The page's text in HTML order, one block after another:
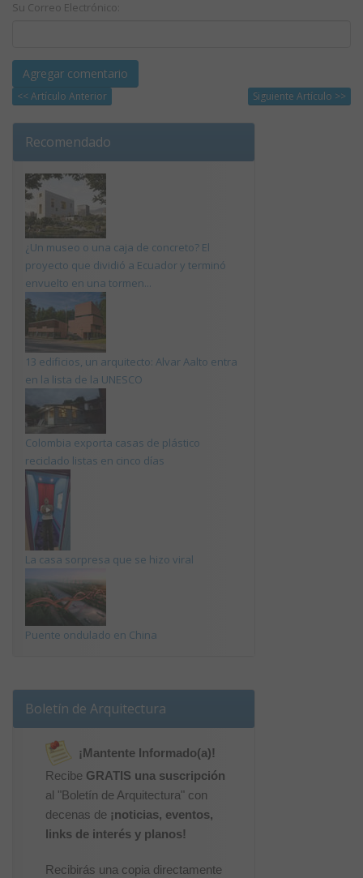
Su Correo Electrónico:
<< Artículo Anterior Siguiente Artículo >>
Recomendado
¿Un museo o una caja de concreto? El
proyecto que dividió a Ecuador y terminó
envuelto en una tormen...
13 edificios, un arquitecto: Alvar Aalto entra
en la lista de la UNESCO
Colombia exporta casas de plástico
reciclado listas en cinco días
La casa sorpresa que se hizo viral
Puente ondulado en China
Boletín de Arquitectura
¡Mantente Informado(a)!
Recibe GRATIS una suscripción
al "Boletín de Arquitectura" con
decenas de ¡noticias, eventos,
links de interés y planos!
Recibirás una copia directamente